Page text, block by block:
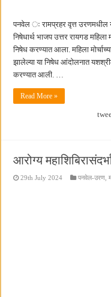
पनवेल ः रामप्रहर वृत्त उरणमधील
निषेधार्थ भाजप उत्तर रायगड महिला
निषेध करण्यात आला. महिला
झालेल्या या निषेध आंदोलनात
करण्यात आली. …
Read More »
आरोग्य
29th July 2024 पनवेल-उरण ,